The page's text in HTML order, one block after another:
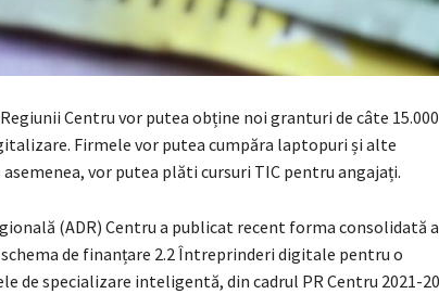
Centru vor putea obține noi granturi de câte
Firmele vor putea cumpăra laptopuri și alte
vor putea plăti cursuri TIC pentru angajați.
(ADR) Centru a publicat recent forma consolidată a
de finanțare 2.2 Întreprinderi digitale pentru o
de specializare inteligentă, din cadrul PR Centru 2021-